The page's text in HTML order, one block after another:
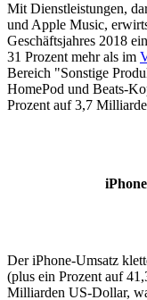
Mit Dienstleistungen,
und Apple Music,
Geschäftsjahres 2018
31 Prozent mehr als im
Bereich "Sonstige
HomePod und Beats-
Prozent auf 3,7
Der iPhone-Umsatz
(plus ein Prozent auf
Milliarden US-Dollar,